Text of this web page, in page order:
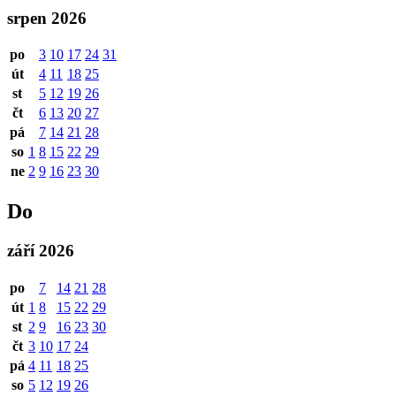
srpen 2026
po 3 10 17 24 31
út
4 11 18 25
st
5 12 19 26
čt
6 13 20 27
pá
7 14 21 28
so 1 8 15 22 29
ne 2 9 16 23 30
Do
září 2026
po 7 14 21 28
út 1 8 15 22 29
st 2 9 16 23 30
čt 3 10 17 24
pá 4 11 18 25
so 5 12 19 26